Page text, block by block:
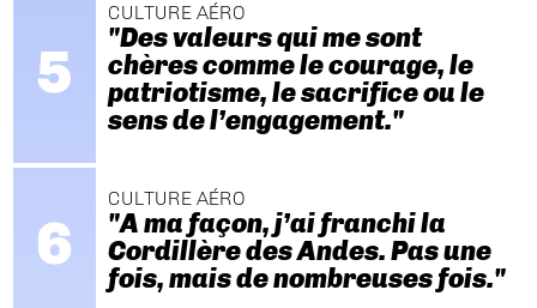
CULTURE AÉRO
"Des valeurs qui me sont
chères comme le courage, le
patriotisme, le sacrifice ou le
sens de l’engagement."
CULTURE AÉRO
"A ma façon, j’ai franchi la
Cordillère des Andes. Pas une
fois, mais de nombreuses fois."